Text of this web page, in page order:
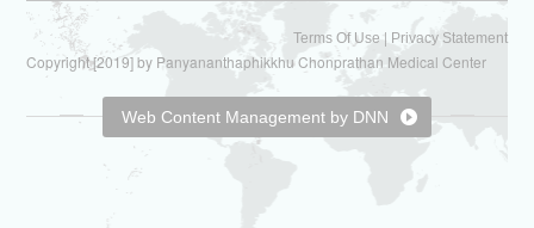
Terms Of Use | Privacy Statement
Copyright [2019] by Panyananthaphikkhu Chonprathan Medical Center
Web Content Management by DNN